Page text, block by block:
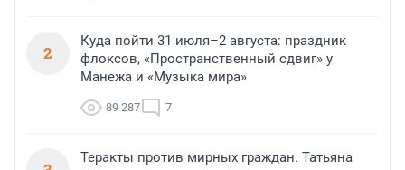
2
Куда пойти 31 июля–2 августа: праздник
флоксов, «Пространственный сдвиг» у
Манежа и «Музыка мира»
89 287 7
Теракты против мирных граждан. Татьяна